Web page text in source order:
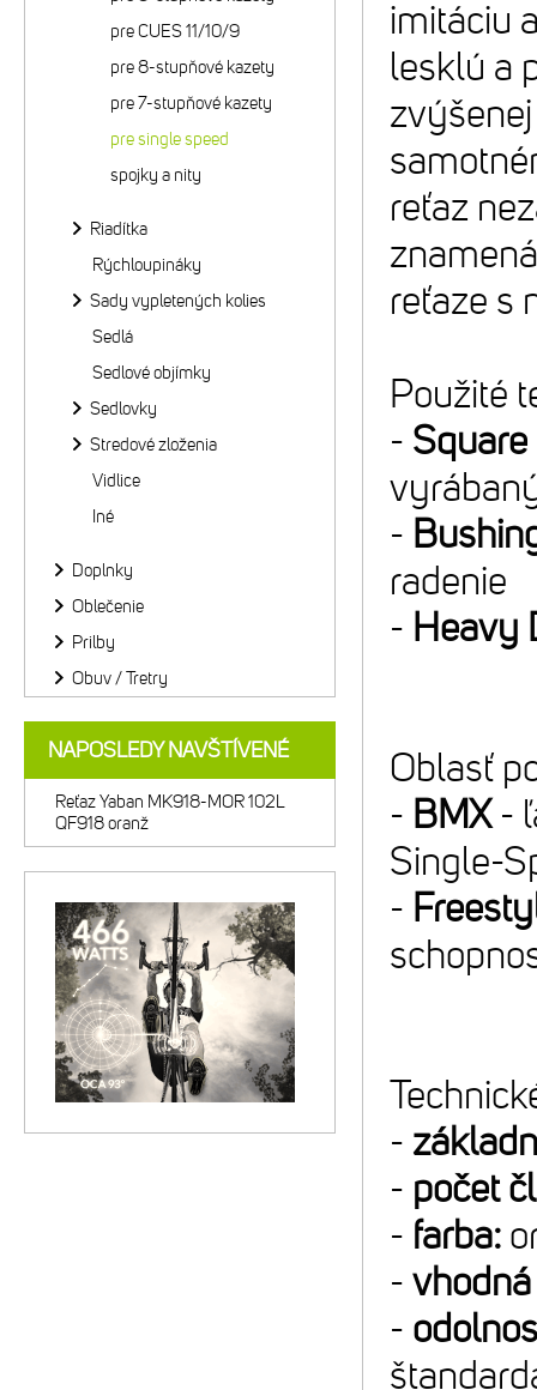
imitáciu
lesklú a
reťaz
reťaze s
Použité
- Square
-
radenie
- Heavy
Oblasť
- BMX-
Single-
-
-
- počet
- farba:
-
-
pre CUES 11/10/9
pre 8-stupňové kazety
pre 7-stupňové kazety
pre single speed
spojky a nity
Riadítka
Rýchloupináky
Sady vypletených kolies
Sedlá
Sedlové objímky
Sedlovky
Stredové zloženia
Vidlice
Iné
Doplnky
Oblečenie
Prilby
Obuv / Tretry
NAPOSLEDY NAVŠTÍVENÉ
Reťaz Yaban MK918-MOR 102L
QF918 oranž